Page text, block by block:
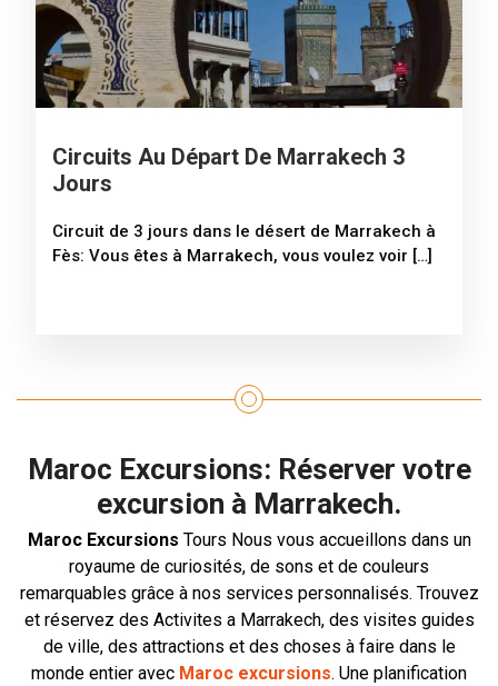
Circuits Au Départ De Marrakech 3
Jours
Circuit de 3 jours dans le désert de Marrakech à
Fès: Vous êtes à Marrakech, vous voulez voir […]
Maroc Excursions: Réserver votre
excursion à Marrakech.
Maroc Excursions Tours Nous vous accueillons dans un
royaume de curiosités, de sons et de couleurs
remarquables grâce à nos services personnalisés. Trouvez
et réservez des Activites a Marrakech, des visites guides
de ville, des attractions et des choses à faire dans le
monde entier avec Maroc excursions. Une planification